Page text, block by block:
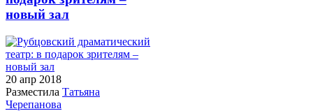
новый зал
20 апр 2018
Разместила Татьяна
Черепанова